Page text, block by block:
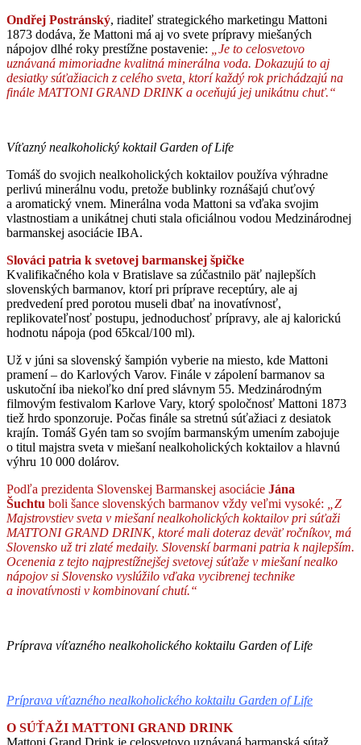
Ondřej Postránský, riaditeľ strategického marketingu Mattoni
1873 dodáva, že Mattoni má aj vo svete prípravy miešaných
nápojov dlhé roky prestížne postavenie:
„Je to celosvetovo
uznávaná mimoriadne kvalitná minerálna voda. Dokazujú to aj
desiatky súťažiacich z celého sveta, ktorí každý rok prichádzajú na
finále MATTONI GRAND DRINKa oceňujú jej unikátnu chuť.“
Víťazný nealkoholický koktail Garden of Life
Tomáš do svojich nealkoholických koktailov používa výhradne
perlivú minerálnu vodu, pretože bublinky roznášajú chuťový
a aromatický vnem. Minerálna voda Mattoni sa vďaka svojim
vlastnostiam a unikátnej chuti stala oficiálnou vodou Medzinárodnej
barmanskej asociácie IBA.
Slováci patria k svetovej barmanskej špičke
Kvalifikačného kola v Bratislave sa zúčastnilo päť najlepších
slovenských barmanov, ktorí pri príprave receptúry, ale aj
predvedení pred porotou museli dbať na inovatívnosť,
replikovateľnosť postupu, jednoduchosť prípravy, ale aj kalorickú
hodnotu nápoja (pod 65kcal/100 ml).
Už v júni sa slovenský šampión vyberie na miesto, kde Mattoni
pramení – do Karlových Varov. Finále v zápolení barmanov sa
uskutoční iba niekoľko dní pred slávnym 55. Medzinárodným
filmovým festivalom Karlove Vary, ktorý spoločnosť Mattoni 1873
tiež hrdo sponzoruje. Počas finále sa stretnú súťažiaci z desiatok
krajín. Tomáš Gyén tam so svojím barmanským umením zabojuje
o titul majstra sveta v miešaní nealkoholických koktailov a hlavnú
výhru 10 000 dolárov.
Podľa prezidenta Slovenskej Barmanskej asociácie Jána
Šuchtu boli šance slovenských barmanov vždy veľmi vysoké: „Z
Majstrovstiev sveta v miešaní nealkoholických koktailov pri súťaži
MATTONI GRAND DRINK, ktoré mali doteraz deväť ročníkov, má
Slovensko už tri zlaté medaily. Slovenskí barmani patria k najlepším.
Ocenenia z tejto najprestížnejšej svetovej súťaže v miešaní nealko
nápojov si Slovensko vyslúžilo vďaka vycibrenej technike
a inovatívnosti v kombinovaní chutí.“
Príprava víťazného nealkoholického koktailu Garden of Life
Príprava víťazného nealkoholického koktailu Garden of Life
O SÚŤAŽI MATTONI GRAND DRINK
Mattoni Grand Drink je celosvetovo uznávaná barmanská sútaž